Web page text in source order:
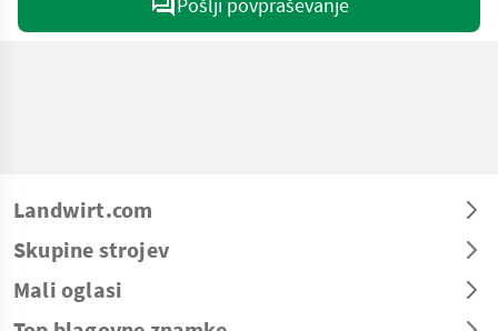
Landwirt.com
Skupine strojev
Mali oglasi